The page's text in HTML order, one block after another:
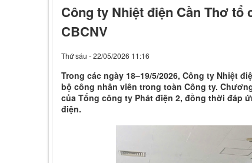
Công ty Nhiệt điện Cần Thơ
CBCNV
Thứ sáu - 22/05/2026 11:16
Trong các ngày 18–19/5/2026, Công ty Nhiệt
bộ công nhân viên trong toàn Công ty.
của Tổng công ty Phát điện 2, đồng thời đáp
điện.